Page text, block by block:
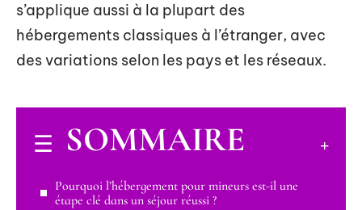
s’applique aussi à la plupart des
hébergements classiques à l’étranger, avec
des variations selon les pays et les réseaux.
SOMMAIRE
Pourquoi l’hébergement pour mineurs est-il une
étape clé dans un séjour réussi ?